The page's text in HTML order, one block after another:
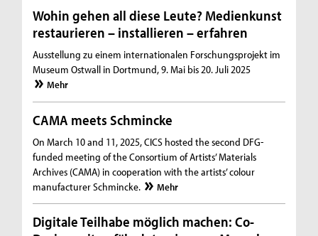
Wohin gehen all diese Leute? Medienkunst
restaurieren – installieren – erfahren
Ausstellung zu einem internationalen Forschungsprojekt im
Museum Ostwall in Dortmund, 9. Mai bis 20. Juli 2025
Mehr
CAMA meets Schmincke
On March 10 and 11, 2025, CICS hosted the second DFG-
funded meeting of the Consortium of Artists’ Materials
Archives (CAMA) in cooperation with the artists’ colour
manufacturer Schmincke.
Mehr
Digitale Teilhabe möglich machen: Co-